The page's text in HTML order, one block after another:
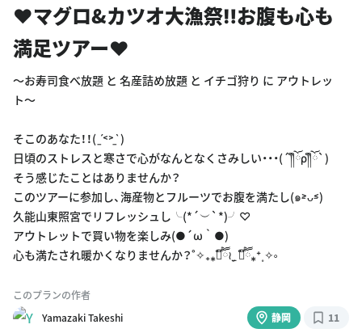
❤︎マグロ&カツオ大漁祭‼︎お腹も心も
満足ツアー❤︎
〜お寿司食べ放題 と 名産詰め放題 と イチゴ狩り に アウトレッ
ト〜
そこのあなた！！( ˊ̱˂˃ˋ̱ )
日頃のストレスと寒さで心がなんとなくさみしい・・・(´༎ຶོρ༎ຶོ`)
そう感じたことはありませんか？
このツアーに参加し、海産物とフルーツでお腹を満たし(๑˃̵ᴗ˂̵)
久能山東照宮でリフレッシュし╰(*´︶`*)╯♡
アウトレットで買い物を楽しみ(●´ω｀●)
心も満たされ暖かくなりませんか？˚✧₊⁎❝᷀ົཽ≀ˍ̮ ❝᷀ົཽ⁎⁺˳✧༚
このプランの作者
Yamazaki Takeshi
静岡 11